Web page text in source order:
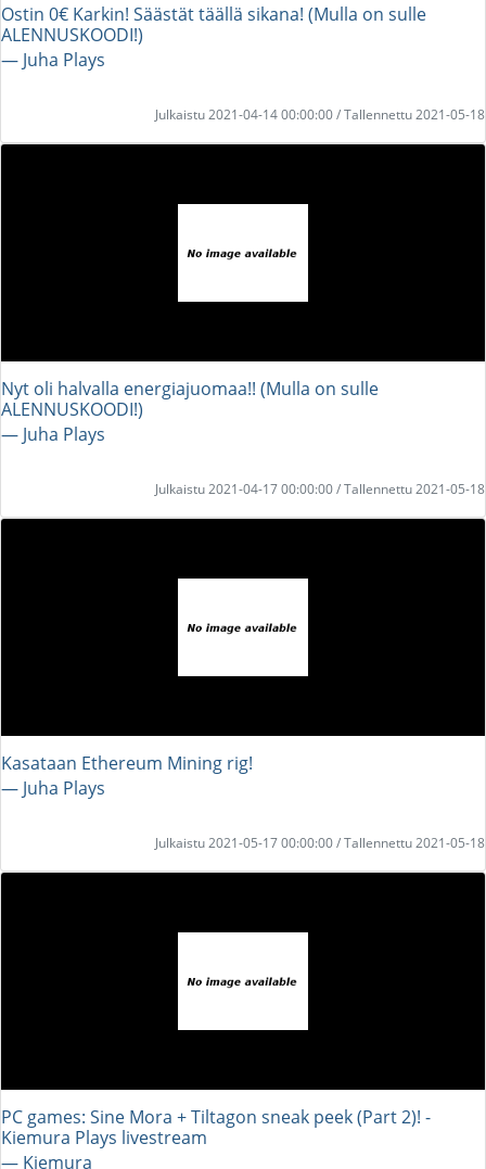
Ostin 0€ Karkin! Säästät täällä sikana! (Mulla on sulle
ALENNUSKOODI!)
― Juha Plays
Julkaistu 2021-04-14 00:00:00 / Tallennettu 2021-05-18
Nyt oli halvalla energiajuomaa!! (Mulla on sulle
ALENNUSKOODI!)
― Juha Plays
Julkaistu 2021-04-17 00:00:00 / Tallennettu 2021-05-18
Kasataan Ethereum Mining rig!
― Juha Plays
Julkaistu 2021-05-17 00:00:00 / Tallennettu 2021-05-18
PC games: Sine Mora + Tiltagon sneak peek (Part 2)! -
Kiemura Plays livestream
― Kiemura